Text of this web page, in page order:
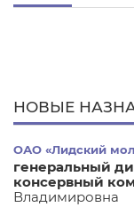
НОВЫЕ
ОАО «Лидский
генеральный
консервный
Владимировна